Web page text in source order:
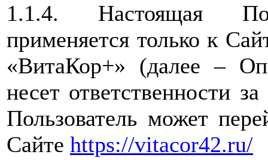
1.1.4. Настоящая
применяется только к
«ВитаКор+» (далее –
несет ответственности
Пользователь может
Сайте https://vitacor42.ru/